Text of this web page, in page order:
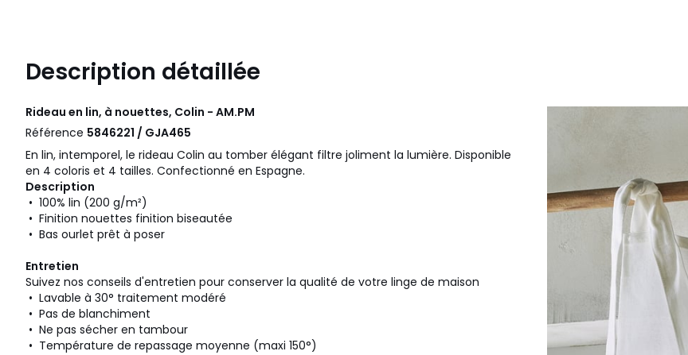
Description détaillée
Rideau en lin, à nouettes, Colin - AM.PM
Référence 5846221 / GJA465
En lin, intemporel, le rideau Colin au tomber élégant filtre joliment la lumière. Disponible
en 4 coloris et 4 tailles. Confectionné en Espagne.
Description
• 100% lin (200 g/m²)
• Finition nouettes finition biseautée
• Bas ourlet prêt à poser
Entretien
Suivez nos conseils d'entretien pour conserver la qualité de votre linge de maison
• Lavable à 30° traitement modéré
• Pas de blanchiment
• Ne pas sécher en tambour
• Température de repassage moyenne (maxi 150°)